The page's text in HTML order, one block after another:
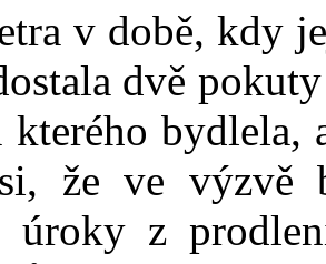
v době, kdy
dvě
kterého bydlela,
že ve výzvě
úroky z